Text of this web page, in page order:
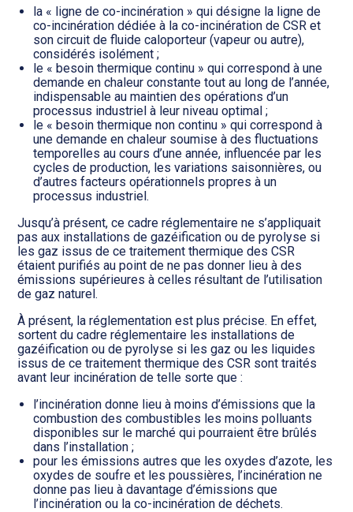
la « ligne de co-incinération » qui désigne la ligne de
co-incinération dédiée à la co-incinération de CSR et
son circuit de fluide caloporteur (vapeur ou autre),
considérés isolément ;
le « besoin thermique continu » qui correspond à une
demande en chaleur constante tout au long de l’année,
indispensable au maintien des opérations d’un
processus industriel à leur niveau optimal ;
le « besoin thermique non continu » qui correspond à
une demande en chaleur soumise à des fluctuations
temporelles au cours d’une année, influencée par les
cycles de production, les variations saisonnières, ou
d’autres facteurs opérationnels propres à un
processus industriel.
Jusqu’à présent, ce cadre réglementaire ne s’appliquait
pas aux installations de gazéification ou de pyrolyse si
les gaz issus de ce traitement thermique des CSR
étaient purifiés au point de ne pas donner lieu à des
émissions supérieures à celles résultant de l’utilisation
de gaz naturel.
À présent, la réglementation est plus précise. En effet,
sortent du cadre réglementaire les installations de
gazéification ou de pyrolyse si les gaz ou les liquides
issus de ce traitement thermique des CSR sont traités
avant leur incinération de telle sorte que :
l’incinération donne lieu à moins d’émissions que la
combustion des combustibles les moins polluants
disponibles sur le marché qui pourraient être brûlés
dans l’installation ;
pour les émissions autres que les oxydes d’azote, les
oxydes de soufre et les poussières, l’incinération ne
donne pas lieu à davantage d’émissions que
l’incinération ou la co-incinération de déchets.